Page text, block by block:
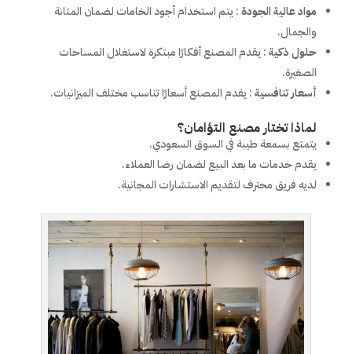
مواد عالية الجودة: يتم استخدام أجود الخامات لضمان المتانة
والجمال.
حلول ذكية: يقدم المصنع أفكارًا مبتكرة لاستغلال المساحات
الصغيرة.
أسعار تنافسية: يقدم المصنع أسعارًا تناسب مختلف الميزانيات.
لماذا تختار مصنع التؤامان؟
يتمتع بسمعة طيبة في السوق السعودي.
يقدم خدمات ما بعد البيع لضمان رضا العملاء.
لديه فريق محترف لتقديم الاستشارات المجانية.